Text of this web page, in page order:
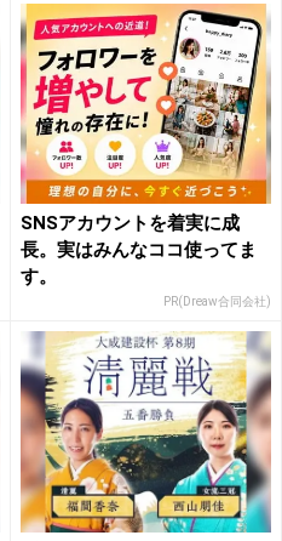
SNSアカウントを着実に成
長。実はみんなココ使ってま
す。
PR(Dreaw合同会社)